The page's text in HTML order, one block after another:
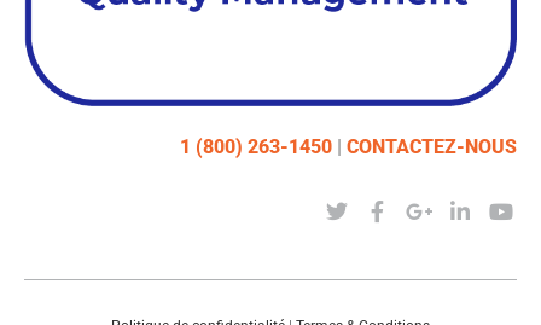
1 (800) 263-1450 CONTACTEZ-NOUS